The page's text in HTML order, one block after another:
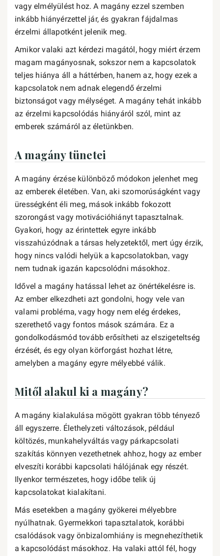
vagy elmélyülést hoz. A magány ezzel szemben
inkább hiányérzettel jár, és gyakran fájdalmas
érzelmi állapotként jelenik meg.
Amikor valaki azt kérdezi magától, hogy miért érzem
magam magányosnak, sokszor nem a kapcsolatok
teljes hiánya áll a háttérben, hanem az, hogy ezek a
kapcsolatok nem adnak elegendő érzelmi
biztonságot vagy mélységet. A magány tehát inkább
az érzelmi kapcsolódás hiányáról szól, mint az
emberek számáról az életünkben.
A magány tünetei
A magány érzése különböző módokon jelenhet meg
az emberek életében. Van, aki szomorúságként vagy
ürességként éli meg, mások inkább fokozott
szorongást vagy motivációhiányt tapasztalnak.
Gyakori, hogy az érintettek egyre inkább
visszahúzódnak a társas helyzetektől, mert úgy érzik,
hogy nincs valódi helyük a kapcsolatokban, vagy
nem tudnak igazán kapcsolódni másokhoz.
Idővel a magány hatással lehet az önértékelésre is.
Az ember elkezdheti azt gondolni, hogy vele van
valami probléma, vagy hogy nem elég érdekes,
szerethető vagy fontos mások számára. Ez a
gondolkodásmód tovább erősítheti az elszigeteltség
érzését, és egy olyan körforgást hozhat létre,
amelyben a magány egyre mélyebbé válik.
Mitől alakul ki a magány?
A magány kialakulása mögött gyakran több tényező
áll egyszerre. Élethelyzeti változások, például
költözés, munkahelyváltás vagy párkapcsolati
szakítás könnyen vezethetnek ahhoz, hogy az ember
elveszíti korábbi kapcsolati hálójának egy részét.
Ilyenkor természetes, hogy időbe telik új
kapcsolatokat kialakítani.
Más esetekben a magány gyökerei mélyebbre
nyúlhatnak. Gyermekkori tapasztalatok, korábbi
csalódások vagy önbizalomhiány is megnehezíthetik
a kapcsolódást másokhoz. Ha valaki attól fél, hogy